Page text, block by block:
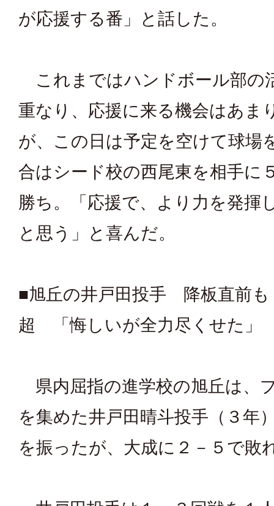
が応援する番」と話した。
これまではハンドボール部の
重なり、応援に来る機会はあま
が、この日は予定を空けて球場
合はシード校の西尾東を相手に
勝ち。「応援で、より力を発揮
と思う」と喜んだ。
■旭丘の井戸田投手 降板直前も
超 「悔しいが全力尽くせた」
県内屈指の進学校の旭丘は、
を集めた井戸田晴斗投手（３年
を振ったが、大成に２－５で敗